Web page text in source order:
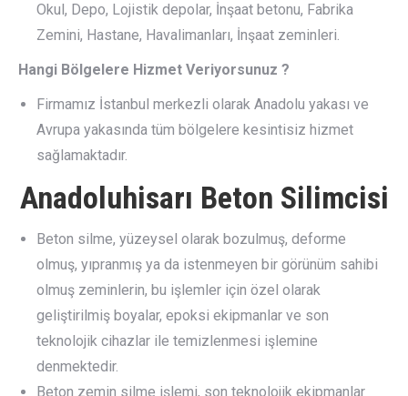
Okul, Depo, Lojistik depolar, İnşaat betonu, Fabrika
Zemini, Hastane, Havalimanları, İnşaat zeminleri.
Hangi Bölgelere Hizmet Veriyorsunuz ?
Firmamız İstanbul merkezli olarak Anadolu yakası ve
Avrupa yakasında tüm bölgelere kesintisiz hizmet
sağlamaktadır.
Anadoluhisarı Beton Silimcisi
Beton silme, yüzeysel olarak bozulmuş, deforme
olmuş, yıpranmış ya da istenmeyen bir görünüm sahibi
olmuş zeminlerin, bu işlemler için özel olarak
geliştirilmiş boyalar, epoksi ekipmanlar ve son
teknolojik cihazlar ile temizlenmesi işlemine
denmektedir.
Beton zemin silme işlemi, son teknolojik ekipmanlar